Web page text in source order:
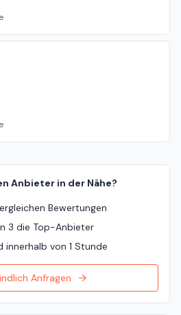
Anbieter in der Nähe?
Bewertungen
3 die Top-Anbieter
innerhalb von 1 Stunde
Anfragen